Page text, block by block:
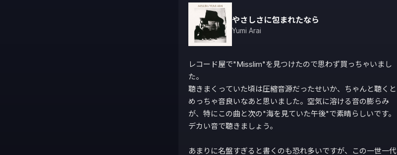
やさしさに包まれたなら
Yumi Arai
レコード屋で"Misslim"を見つけたので思わず買っちゃいまし
た。
聴きまくっていた頃は圧縮音源だったせいか、ちゃんと聴くと
めっちゃ音良いなあと思いました。空気に溶ける音の膨らみ
が、特にこの曲と次の"海を見ていた午後"で素晴らしいです。
デカい音で聴きましょう。
あまりに名盤すぎると書くのも恐れ多いですが、この一世一代